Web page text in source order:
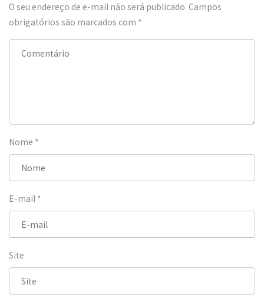
O seu endereço de e-mail não será publicado. Campos
obrigatórios são marcados com *
Nome *
E-mail *
Site